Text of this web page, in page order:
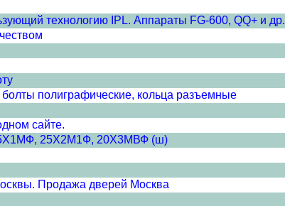
технологию IPL. Аппараты FG-600, QQ+ и др.
полиграфические, кольца разъемные
сайте.
25Х1МФ, 25Х2М1Ф, 20Х3МВФ (ш)
Продажа дверей Москва